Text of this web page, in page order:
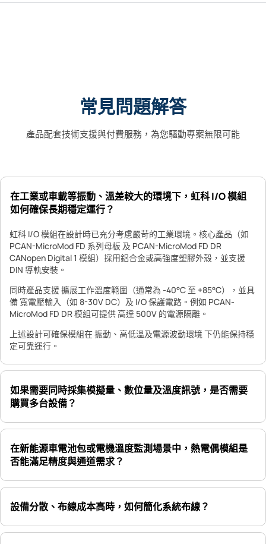
常見問題解答
產品配套技術支援與付費服務，為您驅動專案無限可能
在工業或車載等振動、溫差較大的環境下，虹科 I/O 模組
如何確保長期穩定運行？
虹科 I/O 模組在設計時已充分考慮嚴苛的工業環境。核心產品（如
PCAN-MicroMod FD 系列母板 及 PCAN-MicroMod FD DR
CANopen Digital 1 模組）採用鋁合金或高強度塑膠外殼，並支援
DIN 導軌安裝。
同時產品支援 擴展工作溫度範圍（通常為 -40°C 至 +85°C），並具
備 寬電壓輸入（如 8-30V DC）及 I/O 保護電路。例如 PCAN-
MicroMod FD DR 模組可提供 高達 500V 的電源隔離。
上述設計可確保模組在 振動、高低溫及電源波動環境 下仍能保持穩
定可靠運行。
如果需要同時採集模擬量、數位量及溫度訊號，是否需要
購買多台設備？
在新能源車電池包或電機溫度監測場景中，熱電偶模組是
否能滿足精度與通道需求？
設備分散、布線成本高時，如何簡化系統布線？